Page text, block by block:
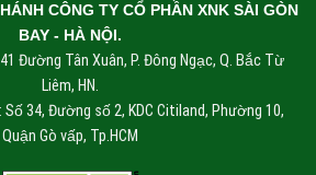
CÔNG TY CỔ PHẦN XNK SÀI GÒN
BAY - HÀ NỘI.
Đường Tân Xuân, P. Đông Ngạc, Q. Bắc Từ
Liêm, HN.
Số 34, Đường số 2, KDC Citiland, Phường 10,
Quận Gò vấp, Tp.HCM